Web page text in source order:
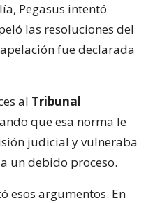
Pegasus intentó
las resoluciones del
fue declarada
al Tribunal
que esa norma le
judicial y vulneraba
un debido proceso.
esos argumentos. En